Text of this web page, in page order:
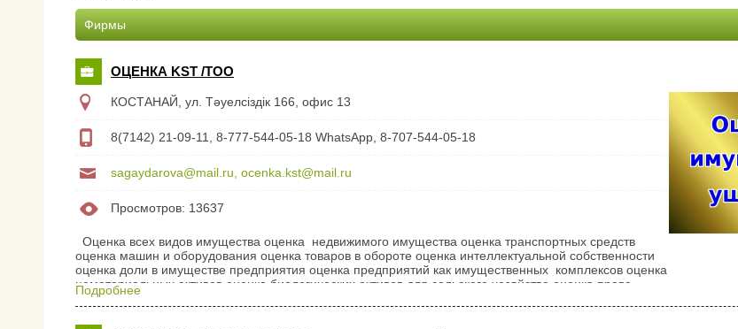
Фирмы
ОЦЕНКА KST /ТОО
КОСТАНАЙ, ул. Тәуелсіздік 166, офис 13
8(7142) 21-09-11, 8-777-544-05-18 WhatsApp, 8-707-544-05-18
sagaydarova@mail.ru, ocenka.kst@mail.ru
Просмотров: 13637
Оценка всех видов имущества оценка недвижимого имущества оценка транспортных средств
оценка машин и оборудования оценка товаров в обороте оценка интеллектуальной собственности
оценка доли в имуществе предприятия оценка предприятий как имущественных комплексов оценка
нематериальных активов оценка биологических активов для сельского хозяйства оценка права
землепользования для сельского хозяйства оценка права недропользования оценка земельных
Подробнее